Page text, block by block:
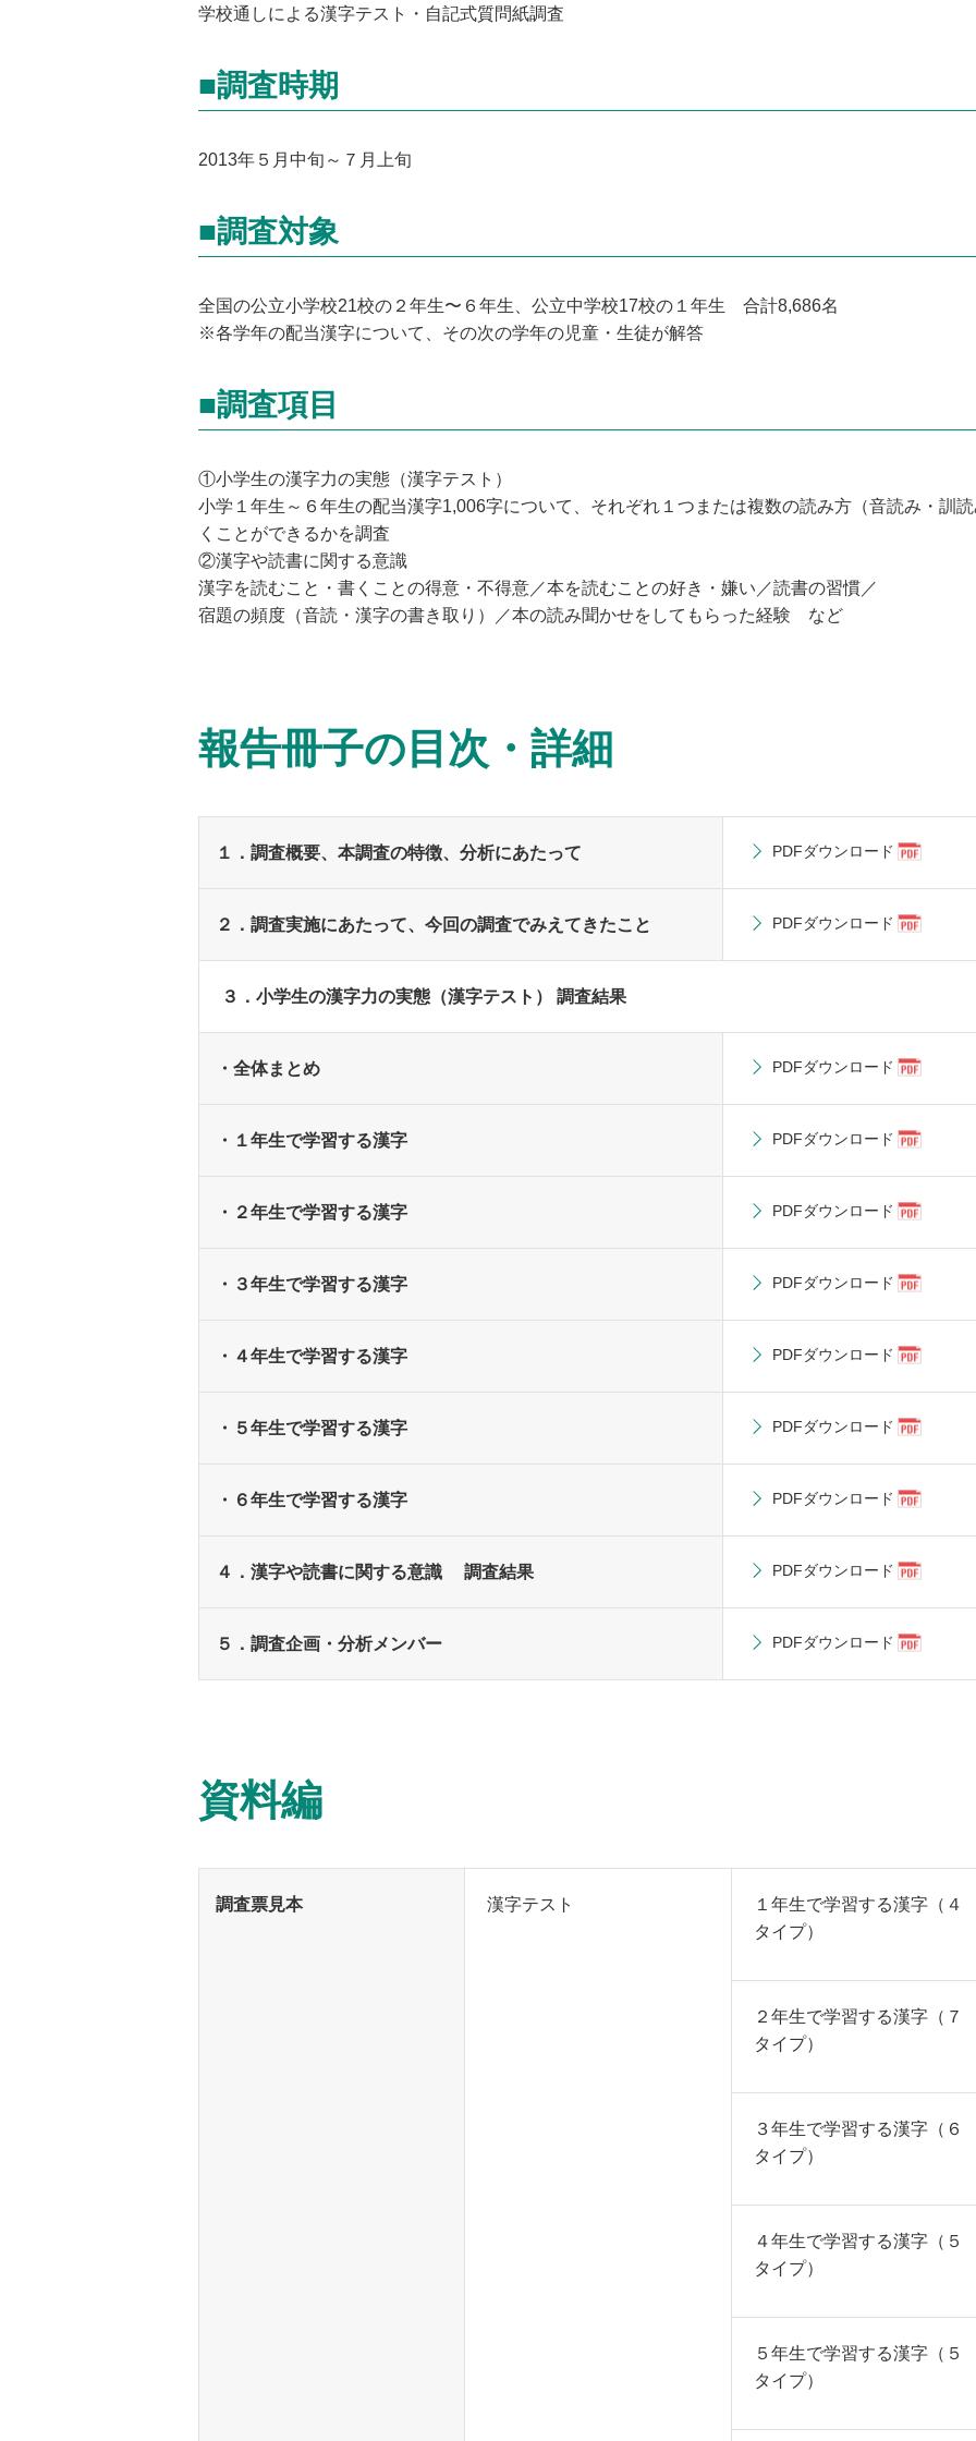
学校通しによる漢字テスト・自記式質問紙調査
■調査時期
2013年５月中旬～７月上旬
■調査対象
全国の公立小学校21校の２年生〜６年生、公立中学校17校の１年生 合計8,686名
※各学年の配当漢字について、その次の学年の児童・生徒が解答
■調査項目
①小学生の漢字力の実態（漢字テスト）
小学１年生～６年生の配当漢字1,006字について、それぞれ１つまたは複数の読み方（音読み・訓
くことができるかを調査
②漢字や読書に関する意識
漢字を読むこと・書くことの得意・不得意／本を読むことの好き・嫌い／読書の習慣／
宿題の頻度（音読・漢字の書き取り）／本の読み聞かせをしてもらった経験 など
報告冊子の目次・詳細
１．調査概要、本調査の特徴、分析にあたって PDFダウンロード
２．調査実施にあたって、今回の調査でみえてきたこと PDFダウンロード
３．小学生の漢字力の実態（漢字テスト） 調査結果
・全体まとめ PDFダウンロード
・１年生で学習する漢字 PDFダウンロード
・２年生で学習する漢字 PDFダウンロード
・３年生で学習する漢字 PDFダウンロード
・４年生で学習する漢字 PDFダウンロード
・５年生で学習する漢字 PDFダウンロード
・６年生で学習する漢字 PDFダウンロード
４．漢字や読書に関する意識 調査結果 PDFダウンロード
５．調査企画・分析メンバー PDFダウンロード
資料編
調査票見本 漢字テスト
１年生で学習する漢字（４
タイプ）
２年生で学習する漢字（７
タイプ）
３年生で学習する漢字（６
タイプ）
４年生で学習する漢字（５
タイプ）
５年生で学習する漢字（５
タイプ）